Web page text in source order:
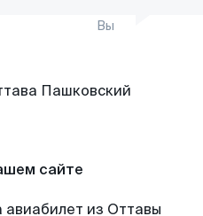
Вы
сайте
авиабилет из Оттавы